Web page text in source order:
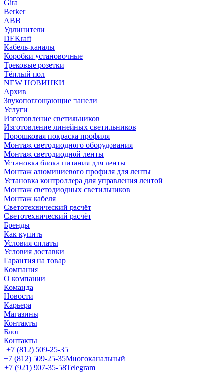
Gira
Berker
ABB
Удлинители
DEKraft
Кабель-каналы
Коробки установочные
Трековые розетки
Тёплый пол
NEW НОВИНКИ
Архив
Звукопоглощающие панели
Услуги
Изготовление светильников
Изготовление линейных светильников
Порошковая покраска профиля
Монтаж светодиодного оборудования
Монтаж светодиодной ленты
Установка блока питания для ленты
Монтаж алюминиевого профиля для ленты
Установка контроллера для управления лентой
Монтаж светодиодных светильников
Монтаж кабеля
Светотехнический расчёт
Светотехнический расчёт
Бренды
Как купить
Условия оплаты
Условия доставки
Гарантия на товар
Компания
О компании
Команда
Новости
Карьера
Магазины
Контакты
Блог
Контакты
+7 (812) 509-25-35
+7 (812) 509-25-35Многоканальный
+7 (921) 907-35-58Telegram